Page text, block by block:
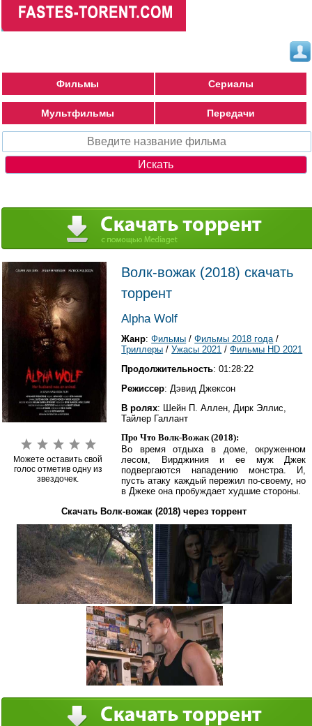
Фильмы Сериалы
Мультфильмы Передачи
Можете оставить свой
голос отметив одну из
звездочек.
Волк-вожак (2018) скачать
торрент
Alpha Wolf
Жанр:Фильмы /Фильмы 2018 года/
Триллеры /Ужасы 2021 /Фильмы HD 2021
Продолжительность: 01:28:22
Режиссер: Дэвид Джексон
В ролях: Шейн П. Аллен, Дирк Эллис,
Тайлер Галлант
Про Что Волк-Вожак (2018):
Во время отдыха в доме, окруженном
лесом, Вирджиния и ее муж Джек
подвергаются нападению монстра. И,
пусть атаку каждый пережил по-своему, но
в Джеке она пробуждает худшие стороны.
Скачать Волк-вожак (2018) через торрент